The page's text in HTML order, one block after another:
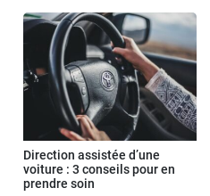
Direction assistée d’une
voiture : 3 conseils pour en
prendre soin